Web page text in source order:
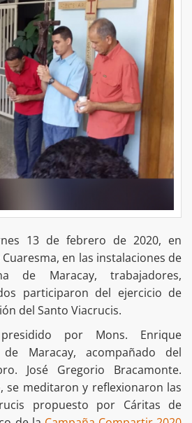
13 de febrero de 2020, en
en las instalaciones de
de Maracay, trabajadores,
participaron del ejercicio de
del Santo Viacrucis.
por Mons. Enrique
Maracay, acompañado del
José Gregorio Bracamonte.
se meditaron y reflexionaron las
propuesto por Cáritas de